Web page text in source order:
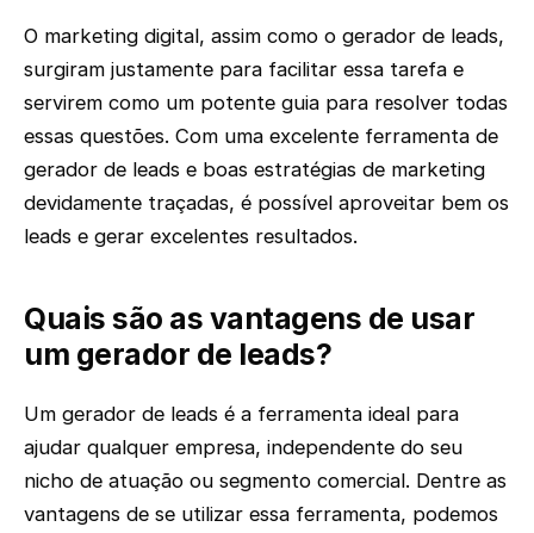
O marketing digital, assim como o gerador de leads,
surgiram justamente para facilitar essa tarefa e
servirem como um potente guia para resolver todas
essas questões. Com uma excelente ferramenta de
gerador de leads e boas estratégias de marketing
devidamente traçadas, é possível aproveitar bem os
leads e gerar excelentes resultados.
Quais são as vantagens de usar
um gerador de leads?
Um gerador de leads é a ferramenta ideal para
ajudar qualquer empresa, independente do seu
nicho de atuação ou segmento comercial. Dentre as
vantagens de se utilizar essa ferramenta, podemos